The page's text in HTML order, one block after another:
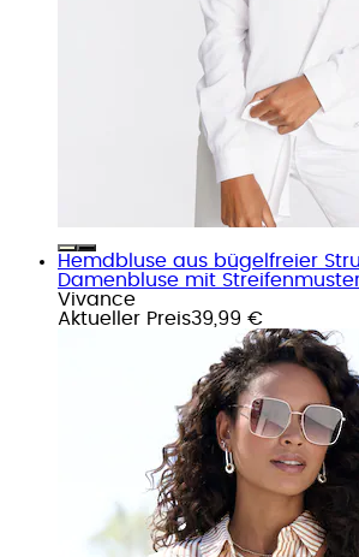
Hemdbluse aus bügelfreier
Damenbluse mit
Vivance
Aktueller Preis39,99 €